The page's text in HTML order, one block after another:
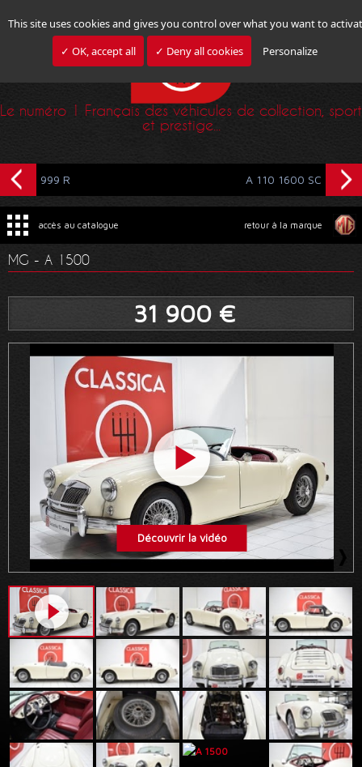
This site uses cookies and gives you control over what you want to
✓ OK, accept all
✓ Deny all cookies Personalize
Le numéro 1 Français des véhicules de collection, sport
et prestige...
999 R
accès au catalogue retour à la marque
A 110 1600 SC
MG - A 1500
31 900 €
Découvrir la vidéo